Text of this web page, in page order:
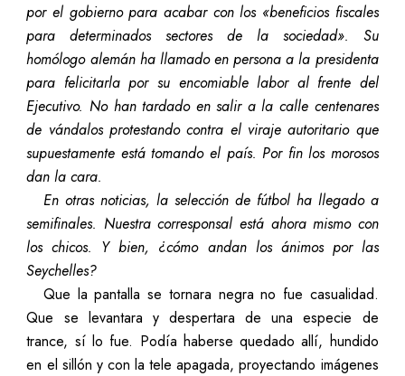
por el gobierno para acabar con los «beneficios fiscales
para determinados sectores de la sociedad». Su
homólogo alemán ha llamado en persona a la presidenta
para felicitarla por su encomiable labor al frente del
Ejecutivo. No han tardado en salir a la calle centenares
de vándalos protestando contra el viraje autoritario que
supuestamente está tomando el país. Por fin los morosos
dan la cara.
En otras noticias, la selección de fútbol ha llegado a
semifinales. Nuestra corresponsal está ahora mismo con
los chicos. Y bien, ¿cómo andan los ánimos por las
Seychelles?
Que la pantalla se tornara negra no fue casualidad.
Que se levantara y despertara de una especie de
trance, sí lo fue. Podía haberse quedado allí, hundido
en el sillón y con la tele apagada, proyectando imágenes